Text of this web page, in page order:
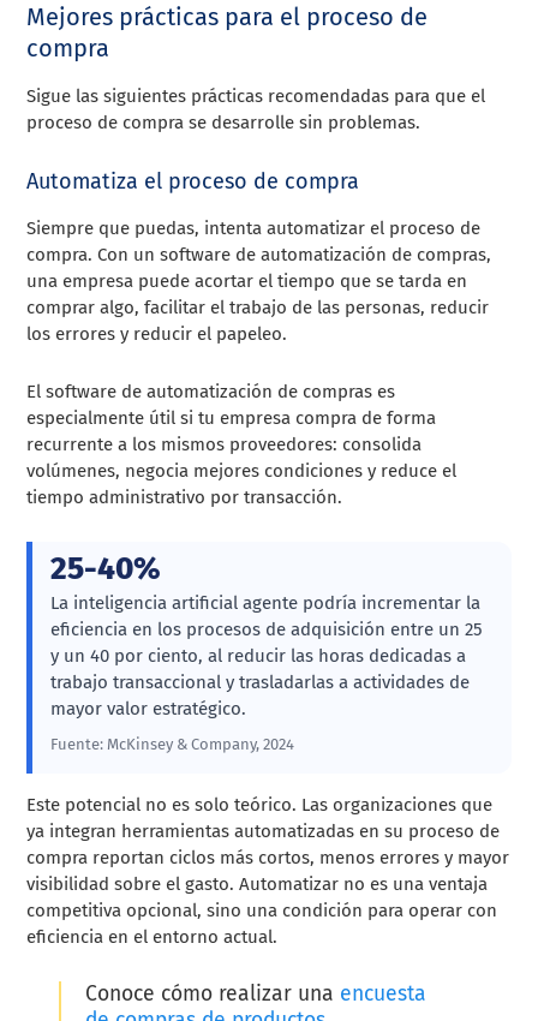
Mejores prácticas para el proceso de
compra
Sigue las siguientes prácticas recomendadas para que el
proceso de compra se desarrolle sin problemas.
Automatiza el proceso de compra
Siempre que puedas, intenta automatizar el proceso de
compra. Con un software de automatización de compras,
una empresa puede acortar el tiempo que se tarda en
comprar algo, facilitar el trabajo de las personas, reducir
los errores y reducir el papeleo.
El software de automatización de compras es
especialmente útil si tu empresa compra de forma
recurrente a los mismos proveedores: consolida
volúmenes, negocia mejores condiciones y reduce el
tiempo administrativo por transacción.
25-40%
La inteligencia artificial agente podría incrementar la
eficiencia en los procesos de adquisición entre un 25
y un 40 por ciento, al reducir las horas dedicadas a
trabajo transaccional y trasladarlas a actividades de
mayor valor estratégico.
Fuente: McKinsey & Company, 2024
Este potencial no es solo teórico. Las organizaciones que
ya integran herramientas automatizadas en su proceso de
compra reportan ciclos más cortos, menos errores y mayor
visibilidad sobre el gasto. Automatizar no es una ventaja
competitiva opcional, sino una condición para operar con
eficiencia en el entorno actual.
Conoce cómo realizar una encuesta